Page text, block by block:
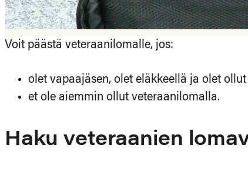
Voit päästä veteraanilomalle, jos:
olet vapaajäsen, olet eläkkeellä ja olet
et ole aiemmin ollut veteraanilomalla.
Haku veteraanien